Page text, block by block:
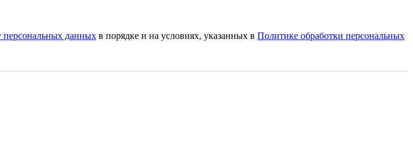
персональных данных в порядке и на условиях, указанных в Политике обработки персональных